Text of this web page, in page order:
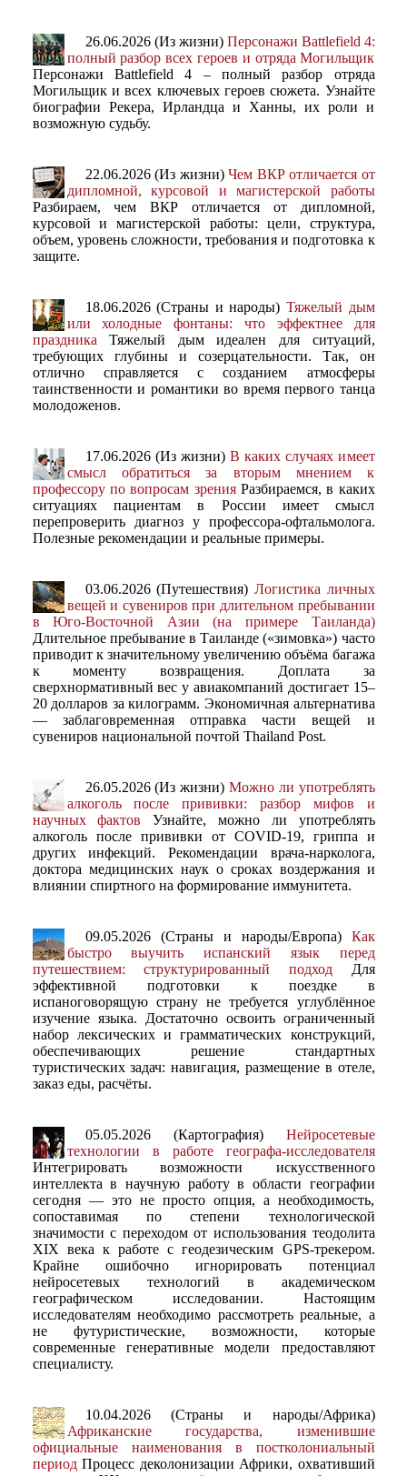
26.06.2026 (Из жизни) Персонажи Battlefield 4:
полный разбор всех героев и отряда Могильщик
Персонажи Battlefield 4 – полный разбор отряда
Могильщик и всех ключевых героев сюжета. Узнайте
биографии Рекера, Ирландца и Ханны, их роли и
возможную судьбу.
22.06.2026 (Из жизни) Чем ВКР отличается от
дипломной, курсовой и магистерской работы
Разбираем, чем ВКР отличается от дипломной,
курсовой и магистерской работы: цели, структура,
объем, уровень сложности, требования и подготовка к
защите.
18.06.2026 (Страны и народы) Тяжелый дым
или холодные фонтаны: что эффектнее для
праздникаТяжелый дым идеален для ситуаций,
требующих глубины и созерцательности. Так, он
отлично справляется с созданием атмосферы
таинственности и романтики во время первого танца
молодоженов.
17.06.2026 (Из жизни) В каких случаях имеет
смысл обратиться за вторым мнением к
профессору по вопросам зренияРазбираемся, в каких
ситуациях пациентам в России имеет смысл
перепроверить диагноз у профессора-офтальмолога.
Полезные рекомендации и реальные примеры.
03.06.2026 (Путешествия) Логистика личных
вещей и сувениров при длительном пребывании
в Юго-Восточной Азии (на примере Таиланда)
Длительное пребывание в Таиланде («зимовка») часто
приводит к значительному увеличению объёма багажа
к моменту возвращения. Доплата за
сверхнормативный вес у авиакомпаний достигает 15–
20 долларов за килограмм. Экономичная альтернатива
— заблаговременная отправка части вещей и
сувениров национальной почтой Thailand Post.
26.05.2026 (Из жизни) Можно ли употреблять
алкоголь после прививки: разбор мифов и
научных фактов Узнайте, можно ли употреблять
алкоголь после прививки от COVID-19, гриппа и
других инфекций. Рекомендации врача-нарколога,
доктора медицинских наук о сроках воздержания и
влиянии спиртного на формирование иммунитета.
09.05.2026 (Страны и народы/Европа) Как
быстро выучить испанский язык перед
путешествием: структурированный подходДля
эффективной подготовки к поездке в
испаноговорящую страну не требуется углублённое
изучение языка. Достаточно освоить ограниченный
набор лексических и грамматических конструкций,
обеспечивающих решение стандартных
туристических задач: навигация, размещение в отеле,
заказ еды, расчёты.
05.05.2026 (Картография) Нейросетевые
технологии в работе географа-исследователя
Интегрировать возможности искусственного
интеллекта в научную работу в области географии
сегодня — это не просто опция, а необходимость,
сопоставимая по степени технологической
значимости с переходом от использования теодолита
XIX века к работе с геодезическим GPS-трекером.
Крайне ошибочно игнорировать потенциал
нейросетевых технологий в академическом
географическом исследовании. Настоящим
исследователям необходимо рассмотреть реальные, а
не футуристические, возможности, которые
современные генеративные модели предоставляют
специалисту.
10.04.2026 (Страны и народы/Африка)
Африканские государства, изменившие
официальные наименования в постколониальный
периодПроцесс деколонизации Африки, охвативший